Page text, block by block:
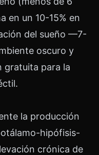
en un 10-15% en
del sueño —7-
oscuro y
para la
la producción
hipófisis-
crónica de